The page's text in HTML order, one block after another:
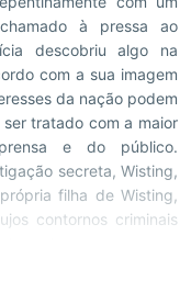
à pressa ao
descobriu algo na
com a sua imagem
da nação podem
tratado com a maior
e do público.
secreta, Wisting,
filha de Wisting,
contornos criminais
ido pescar no lago